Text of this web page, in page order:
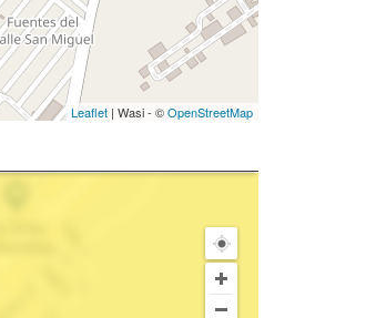
Leaflet | Wasi - ©OpenStreetMap